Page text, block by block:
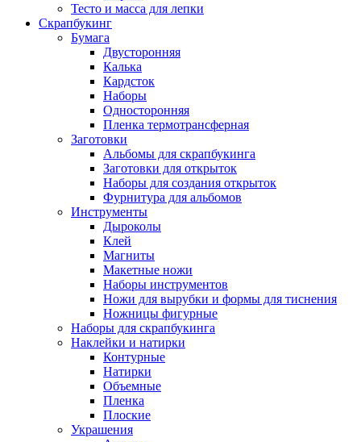
Тесто и масса для лепки
Скрапбукинг
Бумага
Двусторонняя
Калька
Кардсток
Наборы
Односторонняя
Пленка термотрансферная
Заготовки
Альбомы для скрапбукинга
Заготовки для открыток
Наборы для создания открыток
Фурнитура для альбомов
Инструменты
Дыроколы
Клей
Магниты
Макетные ножи
Наборы инструментов
Ножи для вырубки и формы для тиснения
Ножницы фигурные
Наборы для скрапбукинга
Наклейки и натирки
Контурные
Натирки
Объемные
Пленка
Плоские
Украшения